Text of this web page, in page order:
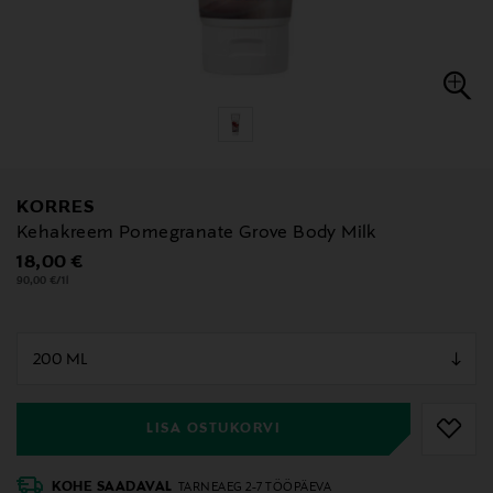
KORRES
Kehakreem Pomegranate Grove Body Milk
Original Price
18,00 €
90,00 €/1l
LISA OSTUKORVI
KOHE SAADAVAL TARNEAEG 2-7 TÖÖPÄEVA